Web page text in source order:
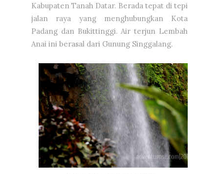
Kabupaten Tanah Datar. Berada tepat di tepi
jalan raya yang menghubungkan Kota
Padang dan Bukittinggi. Air terjun Lembah
Anai ini berasal dari Gunung Singgalang.